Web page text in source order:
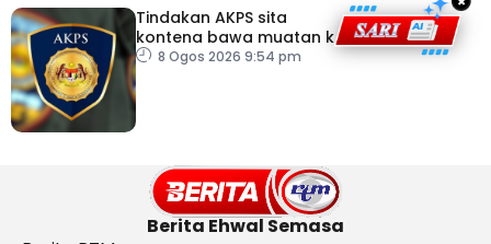
Tindakan AKPS sita
kontena bawa muatan ke
Israel bukti ketegasan
8 Ogos 2026 9:54 pm
Berita Ehwal Semasa